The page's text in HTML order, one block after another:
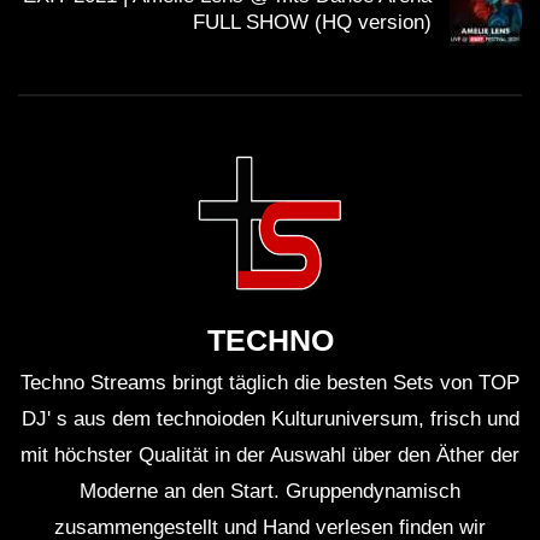
Besonders beliebt waren ihre Remixe und eigene
Sicherheitsmaßnahmen?
Ja, Time Warp implementierte umfassende
Besucher zu gewährleisten.
Gab es besondere Gäste während des
Festivals?
Ja, viele international bekannte DJs traten ebenfalls
auf, was das Line-Up des Festivals zusätzlich
FULL SHOW (HQ version)
TECHNO
Techno Streams bringt täglich die besten Sets von TOP
DJ' s aus dem technoioden Kulturuniversum, frisch und
mit höchster Qualität in der Auswahl über den Äther der
Moderne an den Start. Gruppendynamisch
zusammengestellt und Hand verlesen finden wir